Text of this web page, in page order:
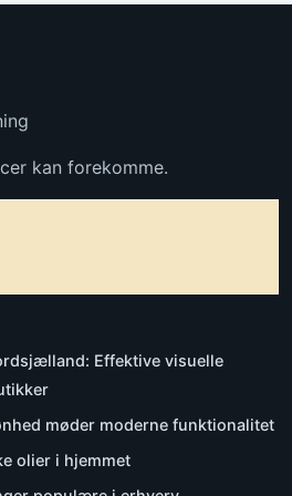
kan forekomme.
Effektive visuelle
møder moderne funktionalitet
olier i hjemmet